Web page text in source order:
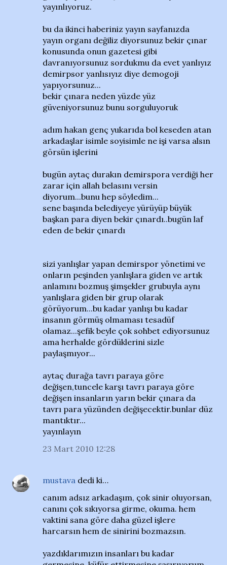
yayınlıyoruz.
bu da ikinci haberiniz yayın sayfanızda
yayın organı değiliz diyorsunuz bekir çınar
konusunda onun gazetesi gibi
davranıyorsunuz sordukmu da evet yanlıyız
demirpsor yanlısıyız diye demogoji
yapıyorsunuz...
bekir çınara neden yüzde yüz
güveniyorsunuz bunu sorguluyoruk
adım hakan genç yukarıda bol keseden atan
arkadaşlar isimle soyisimle ne işi varsa alsın
görsün işlerini
bugün aytaç durakın demirspora verdiği her
zarar için allah belasını versin
diyorum...bunu hep söyledim...
sene başında belediyeye yürüyüp büyük
başkan para diyen bekir çınardı..bugün laf
eden de bekir çınardı
sizi yanlışlar yapan demirspor yönetimi ve
onların peşinden yanlışlara giden ve artık
anlamını bozmuş şimşekler grubuyla aynı
yanlışlara giden bir grup olarak
görüyorum...bu kadar yanlışı bu kadar
insanın görmüş olmaması tesadüf
olamaz...şefik beyle çok sohbet ediyorsunuz
ama herhalde gördüklerini sizle
paylaşmıyor...
aytaç durağa tavrı paraya göre
değişen,tuncele karşı tavrı paraya göre
değişen insanların yarın bekir çınara da
tavrı para yüzünden değişecektir.bunlar düz
mantıktır...
yayınlayın
23 Mart 2010 12:28
mustava dedi ki…
canım adsız arkadaşım, çok sinir oluyorsan,
canını çok sıkıyorsa girme, okuma. hem
vaktini sana göre daha güzel işlere
harcarsın hem de sinirini bozmazsın.
yazdıklarımızın insanları bu kadar